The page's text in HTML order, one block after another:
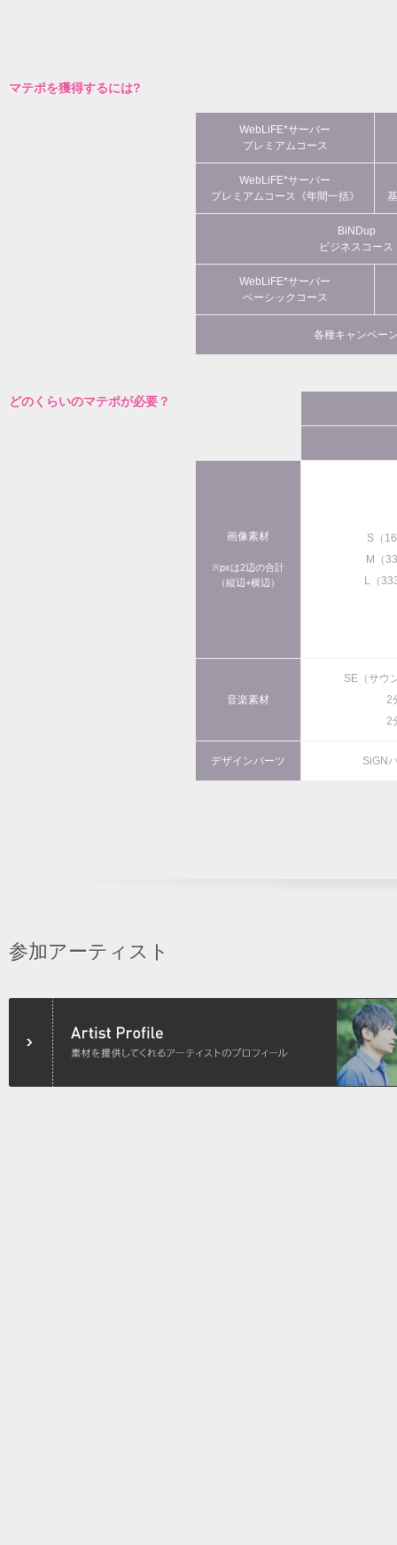
マテポを獲得するには?
WebLiFE*サーバー
プレミアムコース
WebLiFE*サーバー
プレミアムコース《年間一括》
BiNDup
ビジネスコース
WebLiFE*サーバー
ベーシックコース
各種キャンペー
どのくらいのマテポが必要？
画像素材
※pxは2辺の合計
（縦辺+横辺）
S（
M（
L（
音楽素材
SE（サウ
2
2
デザインパーツ SiGN
参加アーティスト